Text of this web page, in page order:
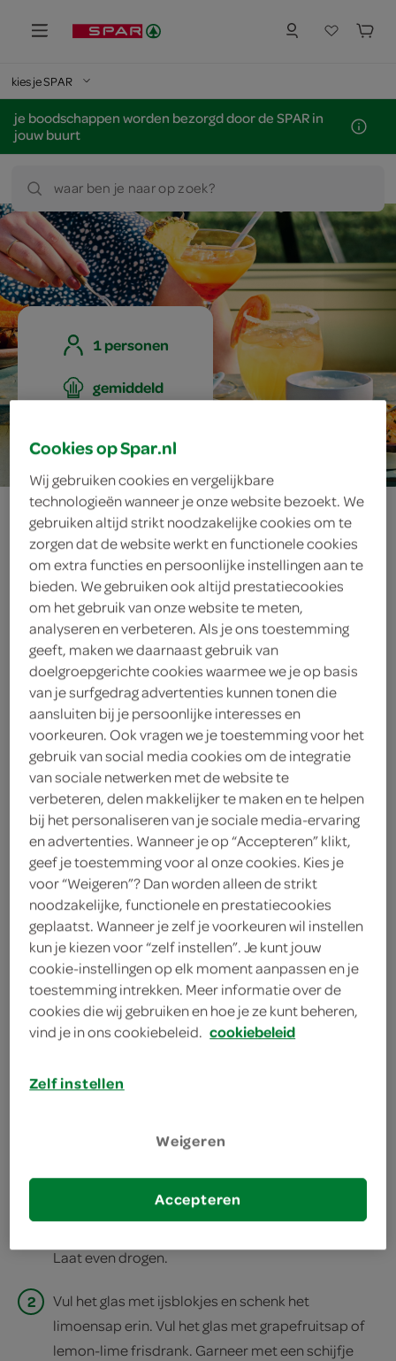
kies je SPAR
je boodschappen worden bezorgd door de SPAR in
jouw buurt
waar ben je naar op zoek?
1 personen
gemiddeld
grapefruit
paloma mocktail
ingrediënten
50 milliliter lemon-lime frisdrank
50 milliliter grapefruitsap
limoen
grapefruit
kies je winkel
bereiden
deel op twitter
print recept
deze over de binnenkant van de grapefruit te
draaien. Strooi wat zout op een schaaltje en draai
Laat even drogen.
2
Vul het glas met ijsblokjes en schenk het
limoensap erin. Vul het glas met grapefruitsap of
lemon-lime frisdrank. Garneer met een schijfje
Cookies op Spar.nl
Wij gebruiken cookies en vergelijkbare
technologieën wanneer je onze website bezoekt. We
gebruiken altijd strikt noodzakelijke cookies om te
zorgen dat de website werkt en functionele cookies
om extra functies en persoonlijke instellingen aan te
bieden. We gebruiken ook altijd prestatiecookies
om het gebruik van onze website te meten,
analyseren en verbeteren. Als je ons toestemming
geeft, maken we daarnaast gebruik van
doelgroepgerichte cookies waarmee we je op basis
van je surfgedrag advertenties kunnen tonen die
aansluiten bij je persoonlijke interesses en
voorkeuren. Ook vragen we je toestemming voor het
gebruik van social media cookies om de integratie
van sociale netwerken met de website te
verbeteren, delen makkelijker te maken en te helpen
bij het personaliseren van je sociale media-ervaring
en advertenties. Wanneer je op “Accepteren” klikt,
geef je toestemming voor al onze cookies. Kies je
voor “Weigeren”? Dan worden alleen de strikt
noodzakelijke, functionele en prestatiecookies
geplaatst. Wanneer je zelf je voorkeuren wil instellen
kun je kiezen voor “zelf instellen”. Je kunt jouw
cookie-instellingen op elk moment aanpassen en je
toestemming intrekken. Meer informatie over de
cookies die wij gebruiken en hoe je ze kunt beheren,
vind je in ons cookiebeleid. cookiebeleid
Zelf instellen
Weigeren
Accepteren